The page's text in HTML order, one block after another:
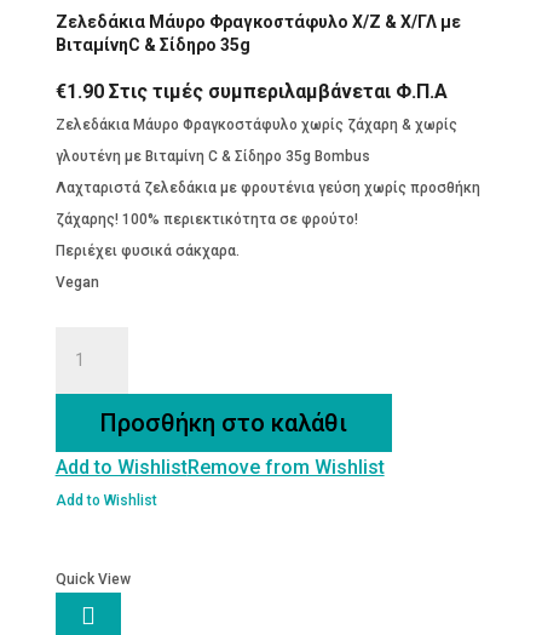
Ζελεδάκια Μάυρο Φραγκοστάφυλο Χ/Ζ & Χ/ΓΛ με
ΒιταμίνηC & Σίδηρο 35g
€1.90 Στις τιμές συμπεριλαμβάνεται Φ.Π.Α
Ζελεδάκια Μάυρο Φραγκοστάφυλο χωρίς ζάχαρη & χωρίς
γλουτένη με Βιταμίνη C & Σίδηρο 35g Bombus
Λαχταριστά ζελεδάκια με φρουτένια γεύση χωρίς προσθήκη
ζάχαρης! 100% περιεκτικότητα σε φρούτο!
Περιέχει φυσικά σάκχαρα.
Vegan
Ζ
&
με
ΒιταμίνηC
Προσθήκη στο καλάθι
Add to WishlistRemove from Wishlist
Add to Wishlist
Quick View
